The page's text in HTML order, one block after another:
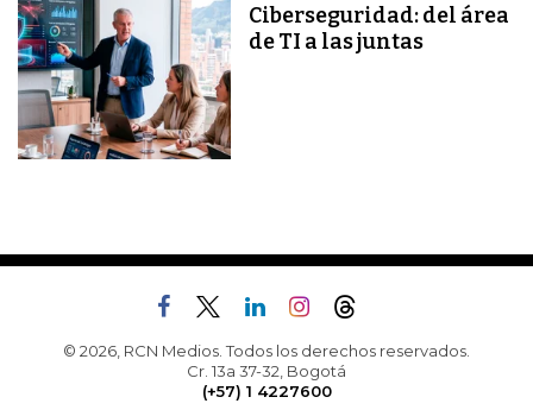
Ciberseguridad: del área
de TI a las juntas
© 2026, RCN Medios. Todos los derechos reservados.
Cr. 13a 37-32, Bogotá
(+57) 1 4227600